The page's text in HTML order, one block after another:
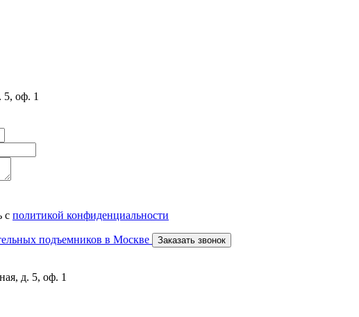
5, оф. 1
с политикой конфиденциальности
подъемников в Москве Заказать звонок
д. 5, оф. 1